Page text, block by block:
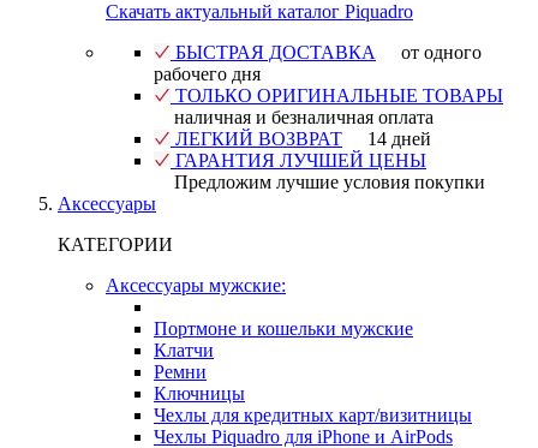
Скачать актуальный каталог Piquadro
БЫСТРАЯ ДОСТАВКА
от одного
рабочего дня
ТОЛЬКО ОРИГИНАЛЬНЫЕ ТОВАРЫ
наличная и безналичная оплата
ЛЕГКИЙ ВОЗВРАТ
14 дней
ГАРАНТИЯ ЛУЧШЕЙ ЦЕНЫ
Предложим лучшие условия покупки
Аксессуары
КАТЕГОРИИ
Аксессуары мужские:
Портмоне и кошельки мужские
Клатчи
Ремни
Ключницы
Чехлы для кредитных карт/визитницы
Чехлы Piquadro для iPhone и AirPods